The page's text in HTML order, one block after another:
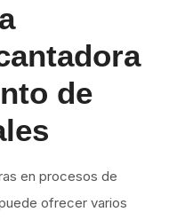
de
en procesos de
ofrecer varios